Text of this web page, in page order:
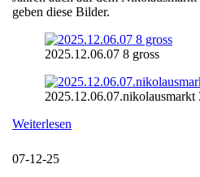
geben diese Bilder.
2025.12.06.07 8 gross
2025.12.06.07.nikolausmarkt
Weiterlesen
07-12-25